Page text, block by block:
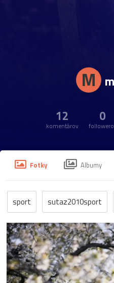
M
12
komentárov
0
Fotky Albumy
sport sutaz2010sport